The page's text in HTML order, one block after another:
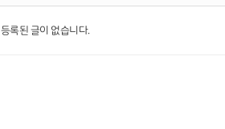
등록된 글이 없습니다.